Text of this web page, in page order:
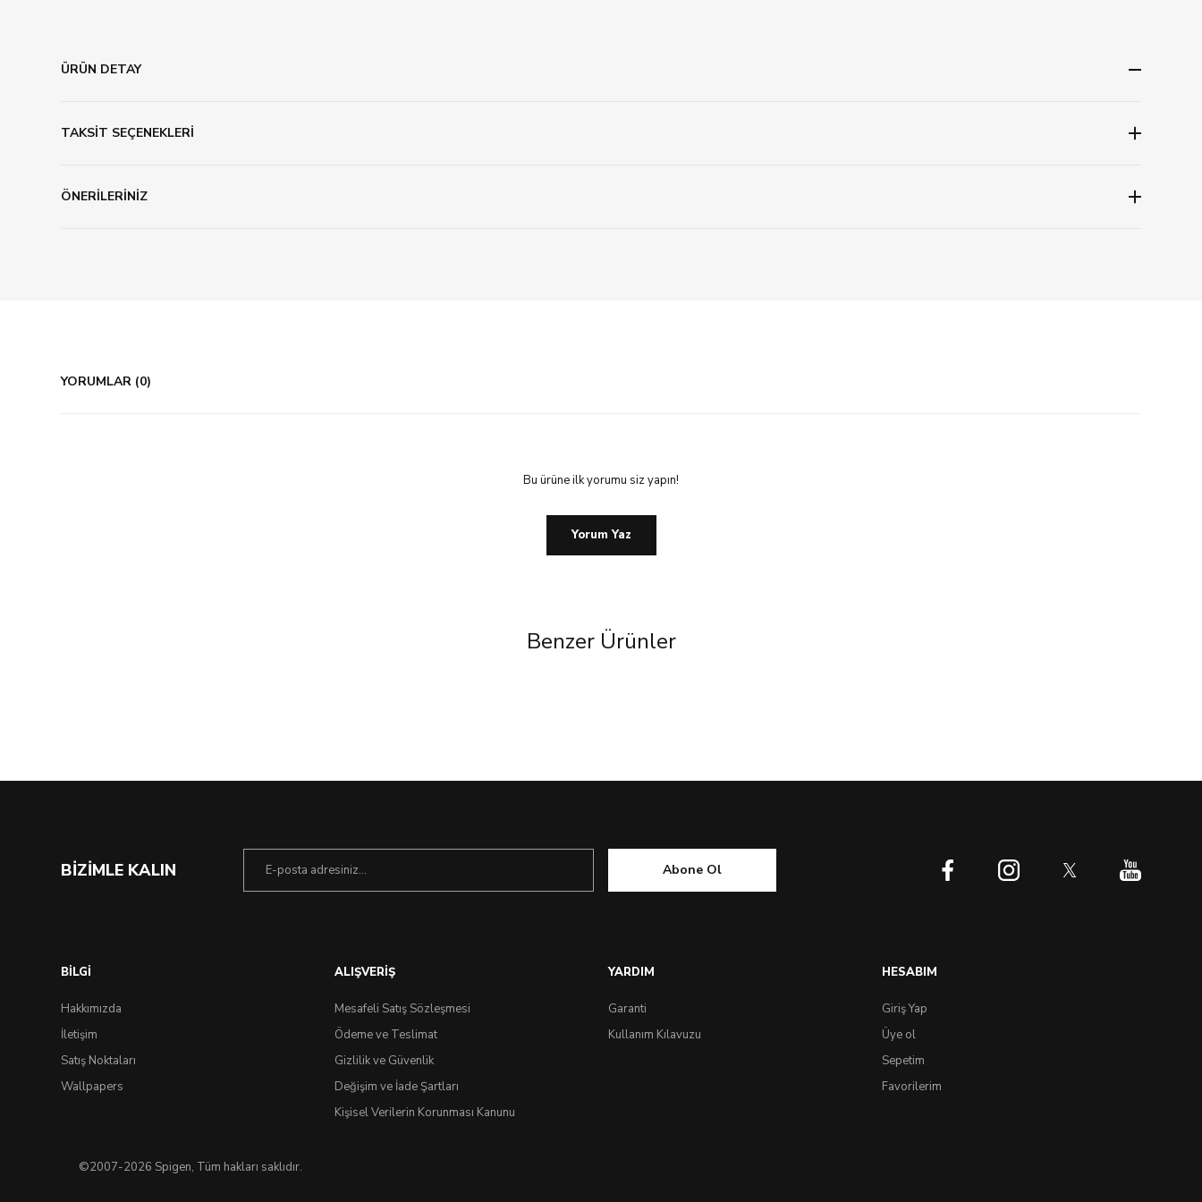
ÜRÜN DETAY
TAKSİT SEÇENEKLERİ
ÖNERİLERİNİZ
YORUMLAR (0)
Bu ürüne ilk yorumu siz yapın!
Yorum Yaz
Benzer Ürünler
BİZİMLE KALIN Abone Ol
BİLGİ
Hakkımızda
İletişim
Satış Noktaları
Wallpapers
ALIŞVERİŞ
Mesafeli Satış Sözleşmesi
Ödeme ve Teslimat
Gizlilik ve Güvenlik
Değişim ve İade Şartları
Kişisel Verilerin Korunması Kanunu
YARDIM
Garanti
Kullanım Kılavuzu
HESABIM
Giriş Yap
Üye ol
Sepetim
Favorilerim
©2007-2026 Spigen, Tüm hakları saklıdır.